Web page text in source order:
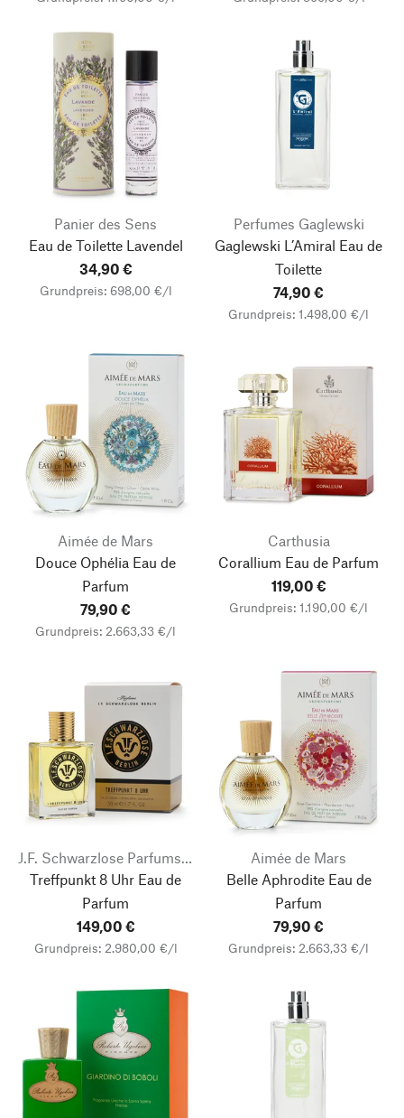
Panier des Sens
Eau de Toilette Lavendel
34,90 €
Grundpreis: 698,00 €/l
Perfumes Gaglewski
Gaglewski L’Amiral Eau de
Toilette
74,90 €
Grundpreis: 1.498,00 €/l
Aimée de Mars
Douce Ophélia Eau de
Parfum
79,90 €
Grundpreis: 2.663,33 €/l
Carthusia
Corallium Eau de Parfum
119,00 €
Grundpreis: 1.190,00 €/l
J.F. Schwarzlose Parfums Berlin
Treffpunkt 8 Uhr Eau de
Parfum
149,00 €
Grundpreis: 2.980,00 €/l
Aimée de Mars
Belle Aphrodite Eau de
Parfum
79,90 €
Grundpreis: 2.663,33 €/l